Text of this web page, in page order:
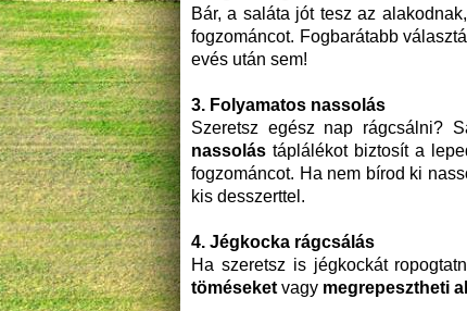
Bár, a saláta jót tesz az
fogzománcot. Fogbarátabb
evés után sem!
3. Folyamatos nassolás
Szeretsz egész nap rágcsálni?
nassolás táplálékot biztosít a
fogzománcot. Ha nem bírod ki
kis desszerttel.
4. Jégkocka rágcsálás
Ha szeretsz is jégkockát
töméseketvagy megrepesztheti